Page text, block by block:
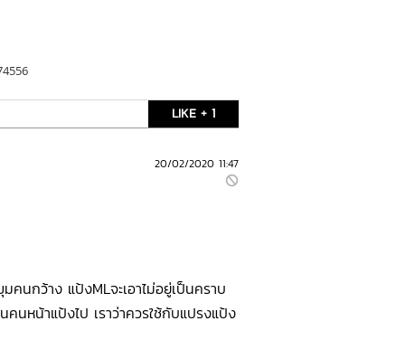
LIKE + 1
20/02/2020 11:47
นกว้าง แป้งMLจะเอาไม่อยู่เป็นคราบ
นหน้าแป้งไป เราว่าควรใช้กับแปรงแป้ง